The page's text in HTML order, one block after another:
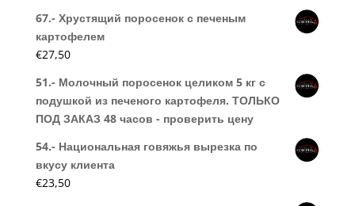
67.- Хрустящий поросенок с печеным
картофелем
€27,50
51.- Молочный поросенок целиком 5 кг с
подушкой из печеного картофеля. ТОЛЬКО
ПОД ЗАКАЗ 48 часов - проверить цену
54.- Национальная говяжья вырезка по
вкусу клиента
€23,50